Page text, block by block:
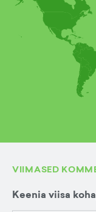
VIIMASED
Keenia viisa